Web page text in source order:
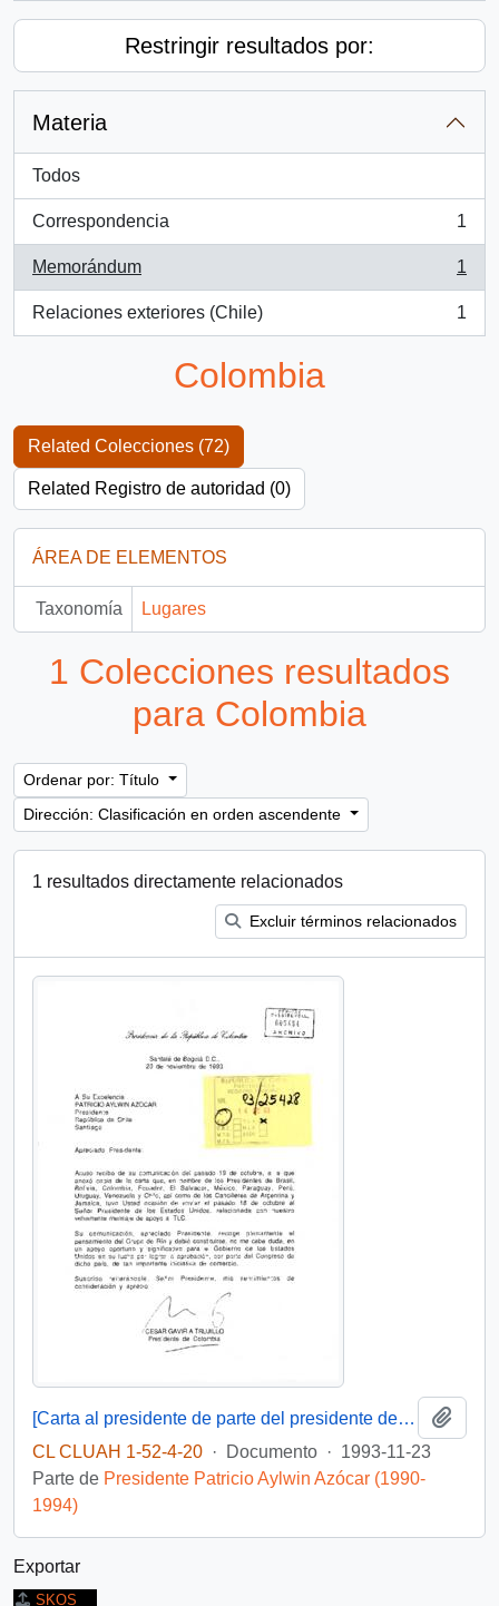
Restringir resultados por:
Materia
Todos
Correspondencia
, 1 resultados
1
Memorándum
, 1 resultados
1
Relaciones exteriores (Chile)
, 1 resultados
1
Colombia
Related Colecciones (72)
Related Registro de autoridad (0)
ÁREA DE ELEMENTOS
Taxonomía Lugares
1 Colecciones resultados
para Colombia
Ordenar por: Título
Dirección: Clasificación en orden ascendente
1 resultados directamente relacionados
Excluir términos relacionados
[Carta al presidente de parte del presidente de Colombia]
CL CLUAH 1-52-4-20 · Documento · 1993-11-23
Parte de Presidente Patricio Aylwin Azócar (1990-
1994)
Exportar
SKOS